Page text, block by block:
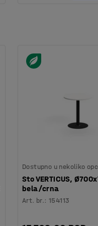
Dostupno u nekoliko
Sto VERTICUS,
bela/crna
Art. br.:154113